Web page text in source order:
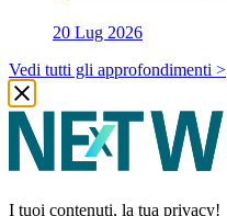
20 Lug 2026
Vedi tutti gli approfondimenti >
I tuoi contenuti, la tua privacy!